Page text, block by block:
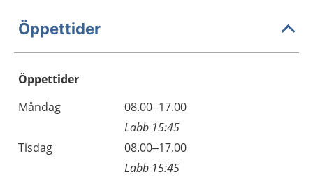
Öppettider
Öppettider
Dag
Öppettider
Kommentarer
Måndag
08.00–17.00
Labb 15:45
Tisdag
08.00–17.00
Labb 15:45